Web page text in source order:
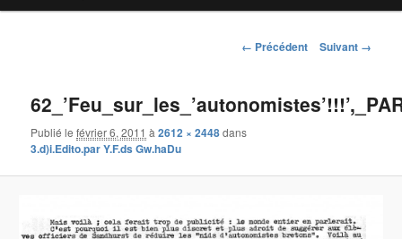
Navigation
← Précédent Suivant →
Publié lefévrier 6, 2011 à2612 × 2448dans
3.d)i.Edito.par Y.F.ds Gw.haDu